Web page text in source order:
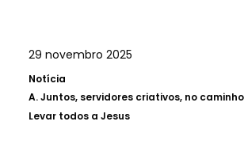
29 novembro 2025
Notícia
A.Juntos, servidores criativos, no
Levar todos a Jesus